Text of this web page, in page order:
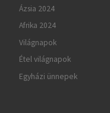
Ázsia 2024
Afrika 2024
Világnapok
Étel világnapok
Egyházi ünnepek